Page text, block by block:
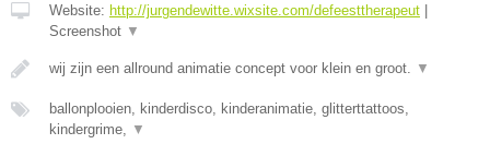
Website: http://jurgendewitte.wixsite.com/defeesttherapeut |
Screenshot ▼
wij zijn een allround animatie concept voor klein en groot. ▼
ballonplooien, kinderdisco, kinderanimatie, glitterttattoos,
kindergrime,
▼